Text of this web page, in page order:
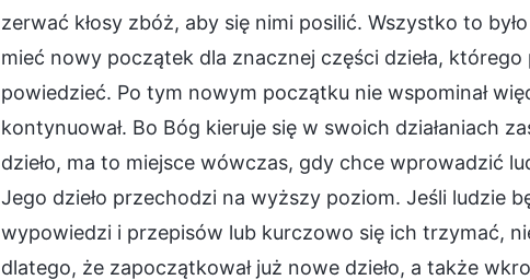
zerwać kłosy zbóż, aby się nimi posilić. Wszystko to
mieć nowy początek dla znacznej części dzieła, którego
powiedzieć. Po tym nowym początku nie wspominał
kontynuował. Bo Bóg kieruje się w swoich działaniach
dzieło, ma to miejsce wówczas, gdy chce wprowadzić
Jego dzieło przechodzi na wyższy poziom. Jeśli ludzie
wypowiedzi i przepisów lub kurczowo się ich trzymać,
dlatego, że zapoczątkował już nowe dzieło, a także